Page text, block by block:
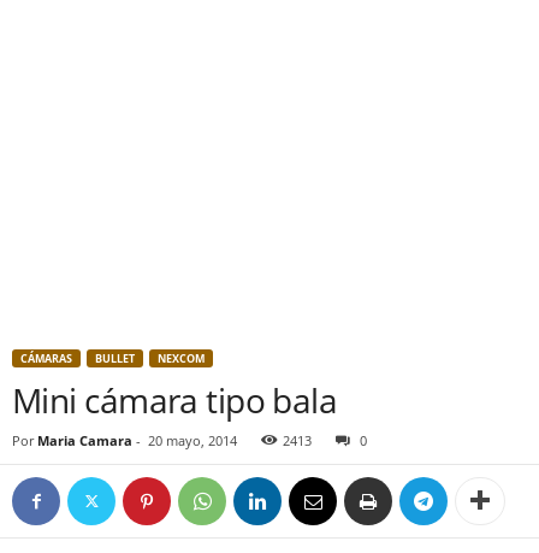
CÁMARAS BULLET NEXCOM
Mini cámara tipo bala
Por Maria Camara - 20 mayo, 2014 2413 0